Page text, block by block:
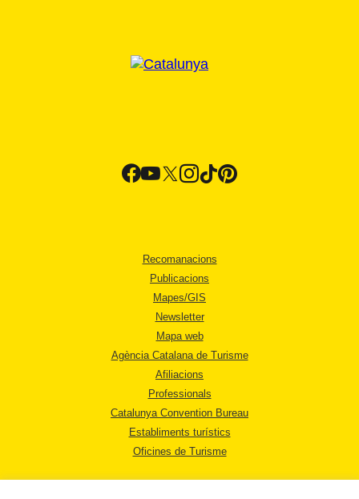
Recomanacions
Publicacions
Mapes/GIS
Newsletter
Mapa web
Agència Catalana de Turisme
Afiliacions
Professionals
Catalunya Convention Bureau
Establiments turístics
Oficines de Turisme